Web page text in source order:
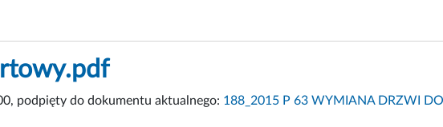
podpięty do dokumentu aktualnego: 188_2015 P 63 WYMIANA DRZWI